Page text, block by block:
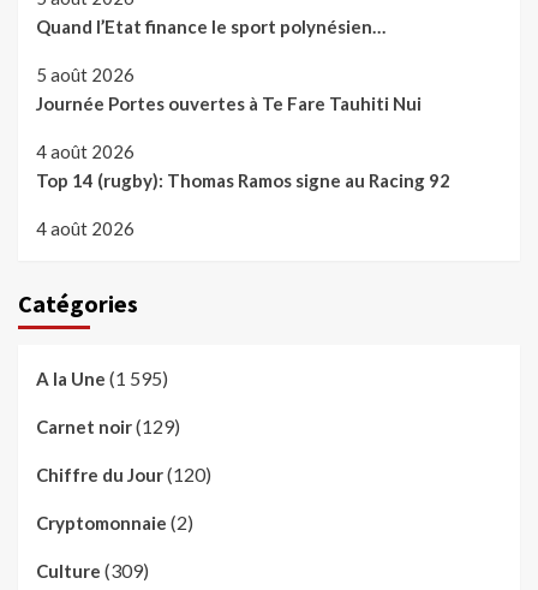
Quand l’Etat finance le sport polynésien…
5 août 2026
Journée Portes ouvertes à Te Fare Tauhiti Nui
4 août 2026
Top 14 (rugby): Thomas Ramos signe au Racing 92
4 août 2026
Catégories
A la Une (1 595)
Carnet noir(129)
Chiffre du Jour(120)
Cryptomonnaie (2)
Culture (309)